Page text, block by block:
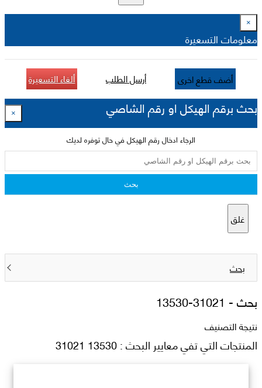
×
معلومات التسعيرة
أضف قطع اخرى أرسل الطلب ألغاء التسعيرة
بحث برقم الهيكل او رقم الشاصي ×
الرجاء ادخال رقم الهيكل في حال توفره لديك
بحث
غلق
بحث
بحث - 13530-31021
نتيجة التصنيف
المنتجات التي تفي معايير البحث : 13530 31021